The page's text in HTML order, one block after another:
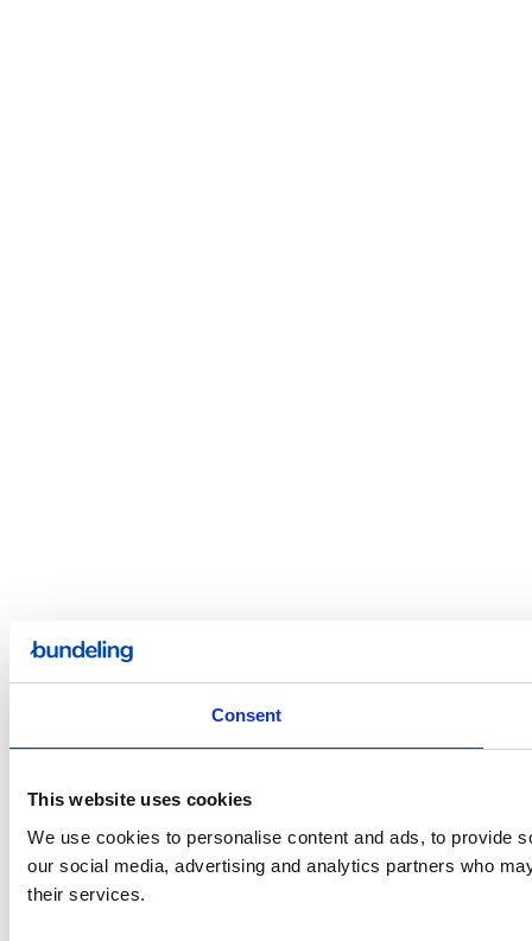
Consent
This website uses cookies
We use cookies to personalise content and ads, to provide
our social media, advertising and analytics partners who
their services.